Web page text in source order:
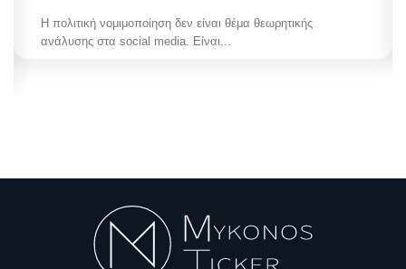
Η πολιτική νομιμοποίηση δεν είναι θέμα θεωρητικής
ανάλυσης στα social media. Είναι...